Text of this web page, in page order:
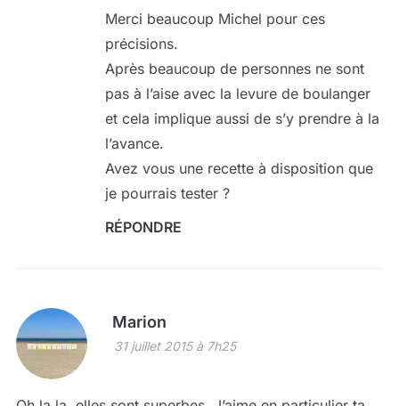
Merci beaucoup Michel pour ces
précisions.
Après beaucoup de personnes ne sont
pas à l’aise avec la levure de boulanger
et cela implique aussi de s’y prendre à la
l’avance.
Avez vous une recette à disposition que
je pourrais tester ?
RÉPONDRE
Marion
31 juillet 2015 à 7h25